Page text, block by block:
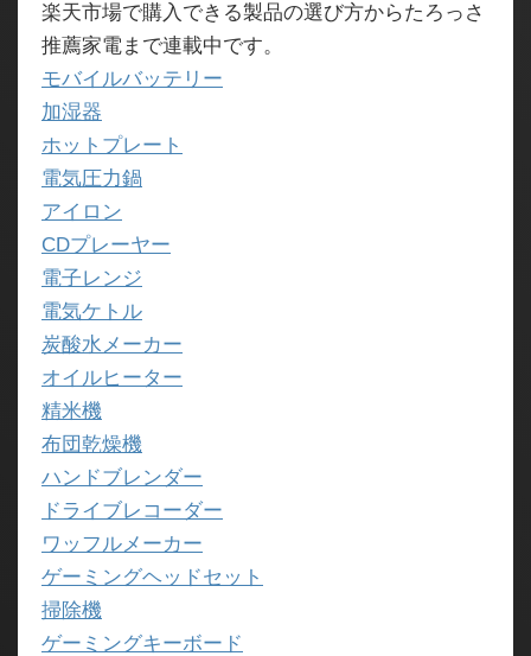
楽天市場で購入できる製品の選び方からたろっさ
推薦家電まで連載中です。
モバイルバッテリー
加湿器
ホットプレート
電気圧力鍋
アイロン
CDプレーヤー
電子レンジ
電気ケトル
炭酸水メーカー
オイルヒーター
精米機
布団乾燥機
ハンドブレンダー
ドライブレコーダー
ワッフルメーカー
ゲーミングヘッドセット
掃除機
ゲーミングキーボード